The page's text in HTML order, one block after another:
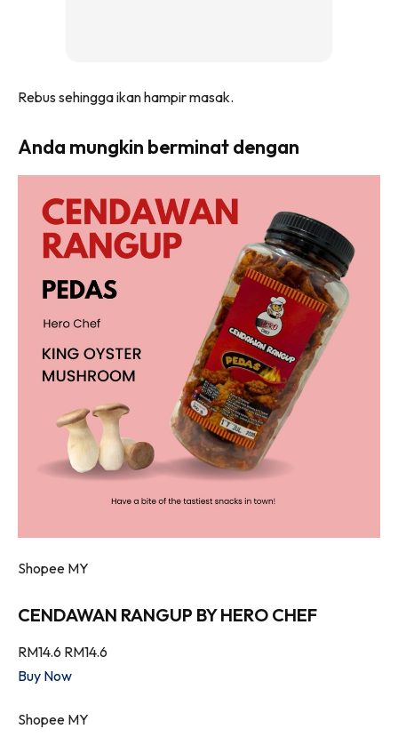
Rebus sehingga ikan hampir masak.
Anda mungkin berminat dengan
Shopee MY
CENDAWAN RANGUP BY HERO CHEF
RM14.6 RM14.6
Buy Now
Shopee MY